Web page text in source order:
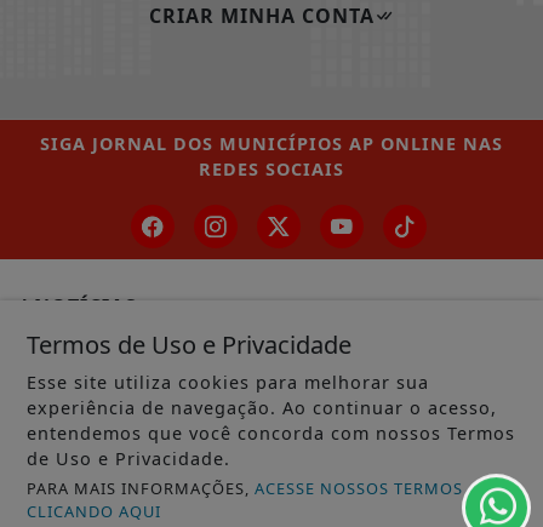
CRIAR MINHA CONTA
SIGA JORNAL DOS MUNICÍPIOS AP ONLINE NAS
REDES SOCIAIS
/ NOTÍCIAS
MUNICÍPIOS GERAL
MACAPÁ
SANTANA
LARANJAL DO JARI
Termos de Uso e Privacidade
Esse site utiliza cookies para melhorar sua
experiência de navegação. Ao continuar o acesso,
entendemos que você concorda com nossos Termos
de Uso e Privacidade.
PARA MAIS INFORMAÇÕES,ACESSE NOSSOS TERMOS
CLICANDO AQUI